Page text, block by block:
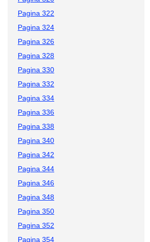
Pagina 322
Pagina 324
Pagina 326
Pagina 328
Pagina 330
Pagina 332
Pagina 334
Pagina 336
Pagina 338
Pagina 340
Pagina 342
Pagina 344
Pagina 346
Pagina 348
Pagina 350
Pagina 352
Pagina 354